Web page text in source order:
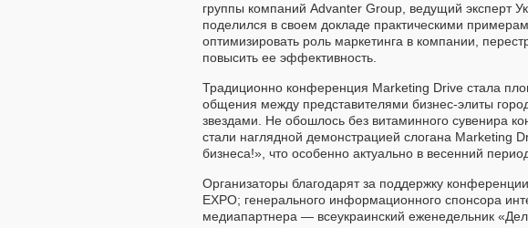
группы компаний Advanter Group, ведущий эксперт
поделился в своем докладе практическими
оптимизировать роль маркетинга в компании,
повысить ее эффективность.
Традиционно конференция Marketing Drive стала
общения между представителями бизнес-элиты
звездами. Не обошлось без витаминного сувенира
стали наглядной демонстрацией слогана Marketing
бизнеса!», что особенно актуально в весенний
Организаторы благодарят за поддержку
EXPO; генерального информационного спонсора
медиапартнера — всеукраинский еженедельник